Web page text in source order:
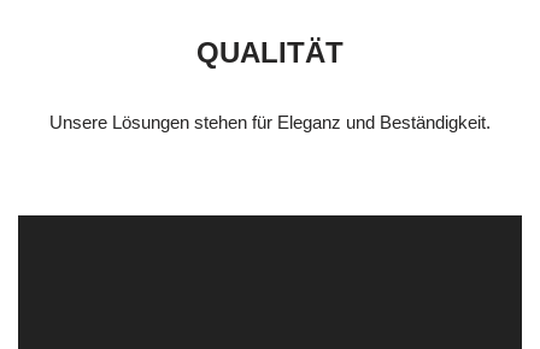
QUALITÄT
Unsere Lösungen stehen für Eleganz und Beständigkeit.